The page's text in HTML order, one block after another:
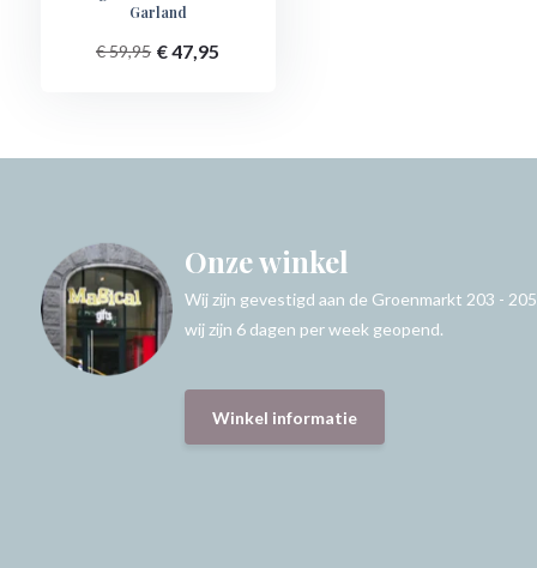
Garland
€ 59,95 € 47,95
Onze winkel
Wij zijn gevestigd aan de Groenmarkt 203 -
wij zijn 6 dagen per week geopend.
Winkel informatie